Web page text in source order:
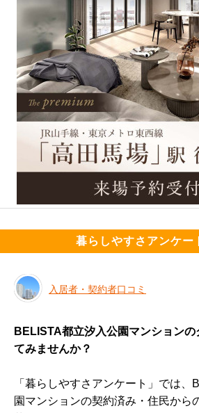
暮らしやすさアンケー
入居者・契約者口コミ
BELISTA都立汐入公園マンション
てみませんか？
「暮らしやすさアンケート」では、
園マンションの契約済み・住民から